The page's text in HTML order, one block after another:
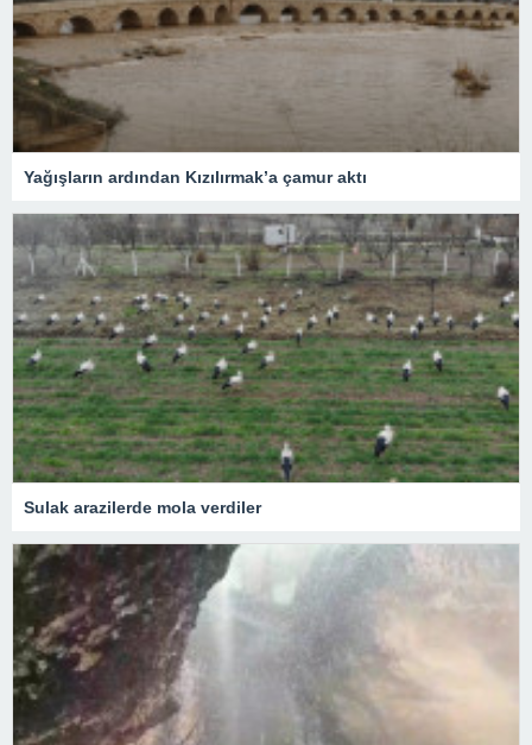
Yağışların ardından Kızılırmak’a çamur aktı
Sulak arazilerde mola verdiler